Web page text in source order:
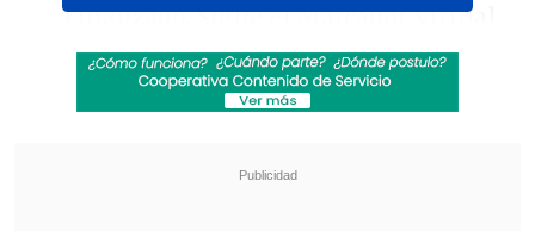
Finalizado.Sigue el Marcador Virtual
de Cooperativa.cl.
1-0: 18'; Ousmane Diao (MID)